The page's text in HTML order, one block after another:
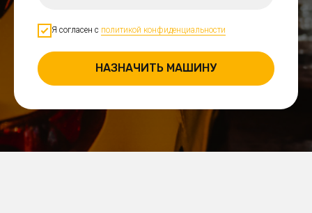
Я согласен с политикой конфиденциальности
НАЗНАЧИТЬ МАШИНУ